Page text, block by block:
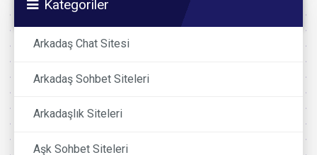
Kategoriler
Arkadaş Chat Sitesi
Arkadaş Sohbet Siteleri
Arkadaşlık Siteleri
Aşk Sohbet Siteleri